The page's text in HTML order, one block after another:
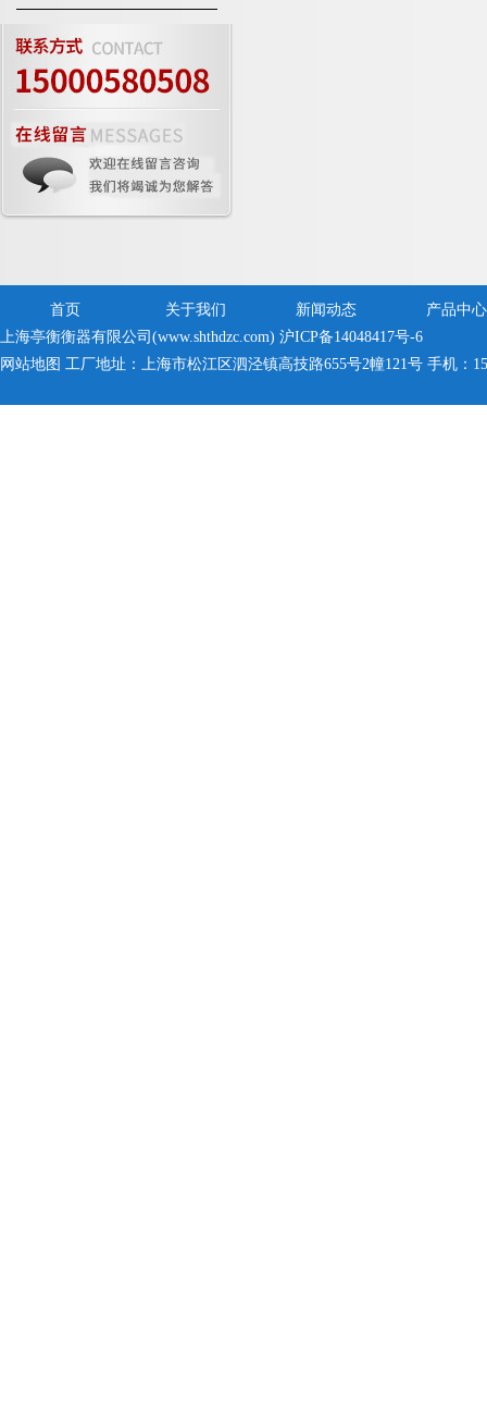
首页 关于我们 新闻动态
产品中心
上海亭衡衡器有限公司(www.shthdzc.com) 沪ICP备14048417号-6
网站地图 工厂地址：上海市松江区泗泾镇高技路655号2幢121号 手机：